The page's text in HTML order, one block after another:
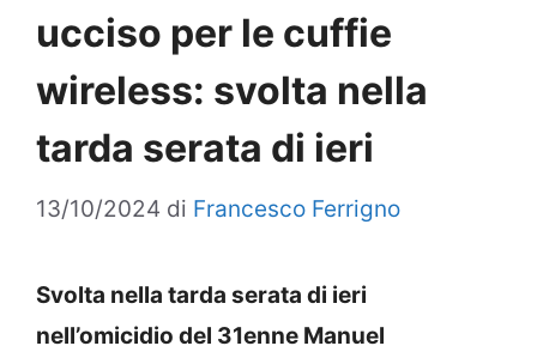
ucciso per le cuffie
wireless: svolta nella
tarda serata di ieri
13/10/2024 di Francesco Ferrigno
Svolta nella tarda serata di ieri
nell’omicidio del 31enne Manuel